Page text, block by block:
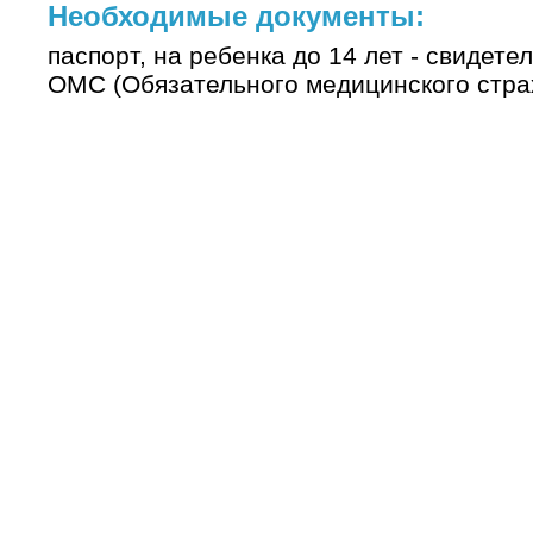
Необходимые документы:
паспорт, на ребенка до 14 лет -
ОМС (Обязательного медицинского